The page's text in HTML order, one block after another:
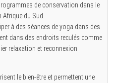
de conservation dans le
du Sud.
à des séances de yoga dans des
dans des endroits reculés comme
relaxation et reconnexion
le bien-être et permettent une